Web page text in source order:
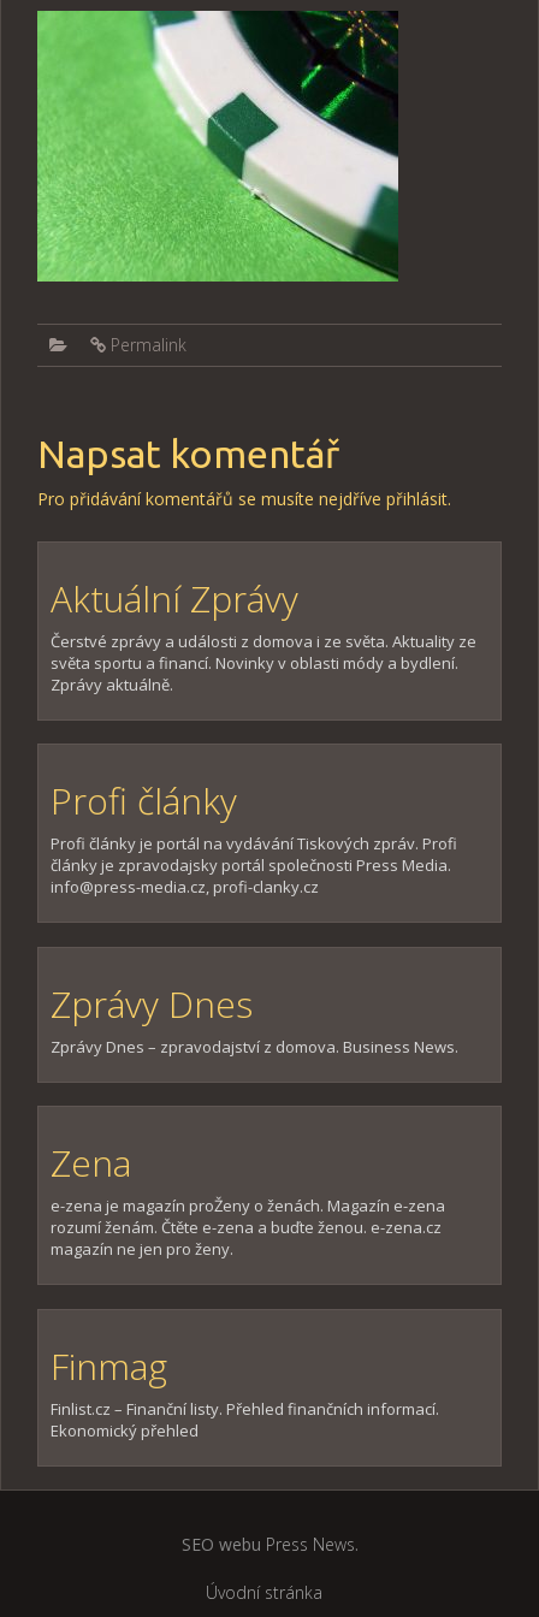
Permalink
Napsat komentář
Pro přidávání komentářů se musíte nejdříve přihlásit.
Aktuální Zprávy
Čerstvé zprávy a události z domova i ze světa. Aktuality ze
světa sportu a financí. Novinky v oblasti módy a bydlení.
Zprávy aktuálně.
Profi články
Profi články je portál na vydávání Tiskových zpráv. Profi
články je zpravodajsky portál společnosti Press Media.
info@press-media.cz, profi-clanky.cz
Zprávy Dnes
Zprávy Dnes – zpravodajství z domova. Business News.
Zena
e-zena je magazín proŽeny o ženách. Magazín e-zena
rozumí ženám. Čtěte e-zena a buďte ženou. e-zena.cz
magazín ne jen pro ženy.
Finmag
Finlist.cz – Finanční listy. Přehled finančních informací.
Ekonomický přehled
SEO webu Press News.
Úvodní stránka